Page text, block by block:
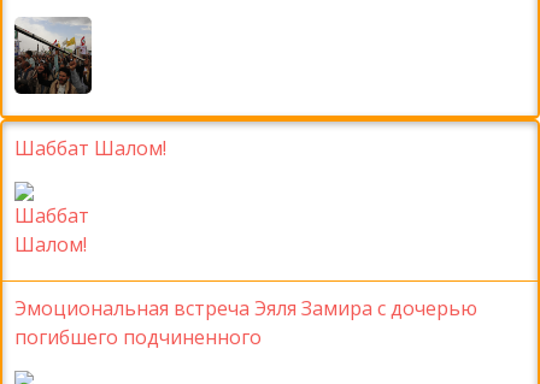
Шаббат Шалом!
Эмоциональная встреча Эяля Замира с дочерью
погибшего подчиненного